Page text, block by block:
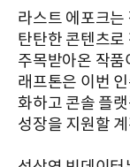
라스트 에포크는
탄탄한 콘텐츠로
주목받아온 작품
래프톤은 이번
화하고 콘솔 플
성장을 지원할